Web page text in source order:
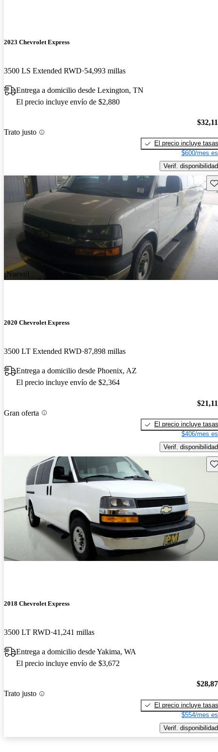
2023 Chevrolet Express
3500 LS Extended RWD 54,993 millas
Entrega a domicilio desde Lexington, TN
El precio incluye envío de $2,880
Trato justo
El precio incluye tasas
$600/mes
Verif. disponibilidad
¡Nuevo!
2020 Chevrolet Express
3500 LT Extended RWD 87,898 millas
Entrega a domicilio desde Phoenix, AZ
El precio incluye envío de $2,364
Gran oferta
El precio incluye tasas
$406/mes
Verif. disponibilidad
2018 Chevrolet Express
3500 LT RWD 41,241 millas
Entrega a domicilio desde Yakima, WA
El precio incluye envío de $3,672
Trato justo
El precio incluye tasas
$554/mes
Verif. disponibilidad